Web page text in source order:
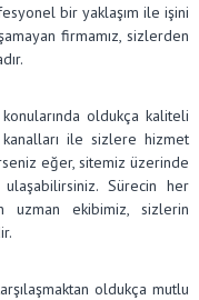
bir yaklaşım ile işini
firmamız, sizlerden
oldukça kaliteli
ile sizlere hizmet
eğer, sitemiz üzerinde
Sürecin her
uzman ekibimiz, sizlerin
oldukça mutlu